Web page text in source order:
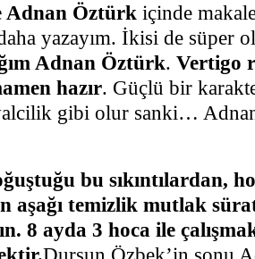
Adnan Öztürk içinde
yazayım. İkisi de süper
Adnan Öztürk. Vertigo
hazır. Güçlü bir
gibi olur sanki…
bu sıkıntılardan,
aşağı temizlik mutlak
8 ayda 3 hoca ile